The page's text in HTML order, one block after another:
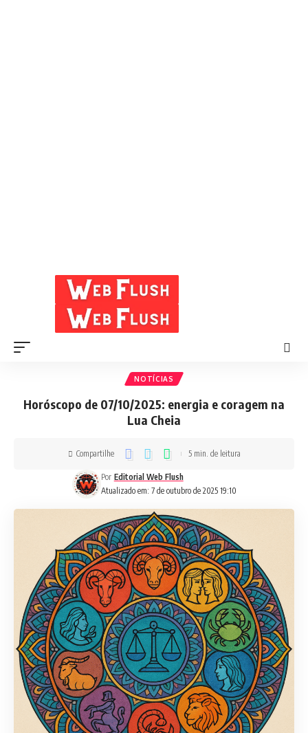
NOTÍCIAS
Horóscopo de 07/10/2025: energia e coragem na
Lua Cheia
Atualizado em: 7 de outubro de 2025 19:10
Por Editorial Web Flush
Compartilhe 5 min. de leitura